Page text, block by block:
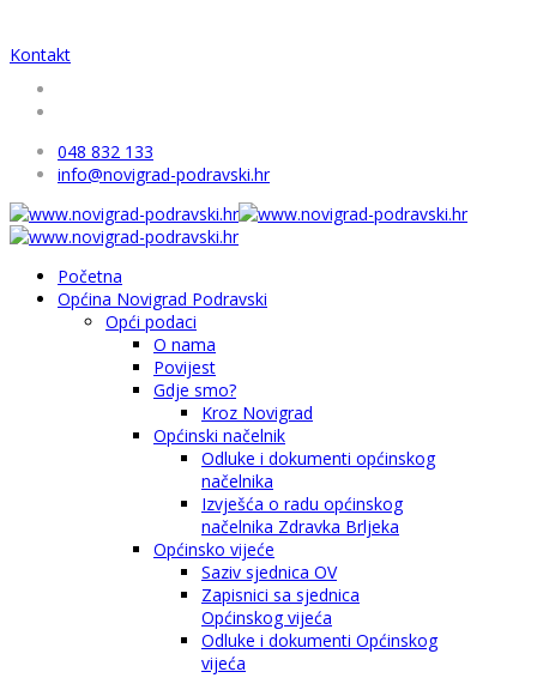
Kontakt
048 832 133
info@novigrad-podravski.hr
Početna
Općina Novigrad Podravski
Opći podaci
O nama
Povijest
Gdje smo?
Kroz Novigrad
Općinski načelnik
Odluke i dokumenti općinskog
načelnika
Izvješća o radu općinskog
načelnika Zdravka Brljeka
Općinsko vijeće
Saziv sjednica OV
Zapisnici sa sjednica
Općinskog vijeća
Odluke i dokumenti Općinskog
vijeća